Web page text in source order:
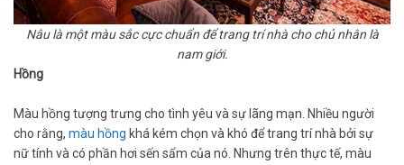
Nâu là một màu sắc cực chuẩn để trang trí nhà cho chủ nhân là
nam giới.
Hồng
Màu hồng tượng trưng cho tình yêu và sự lãng mạn. Nhiều người
cho rằng, màu hồng khá kém chọn và khó để trang trí nhà bởi sự
nữ tính và có phần hơi sến sẩm của nó. Nhưng trên thực tế, màu